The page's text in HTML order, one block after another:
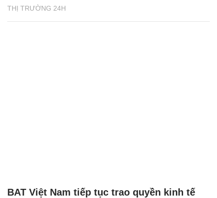
THỊ TRƯỜNG 24H
BAT Việt Nam tiếp tục trao quyền kinh tế